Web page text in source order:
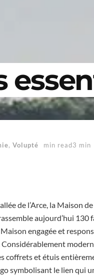
,Volupté min read3 min
de l’Arce, la Maison
aujourd’hui 130
engagée et
coffrets et étuis
symbolisant le lien qui